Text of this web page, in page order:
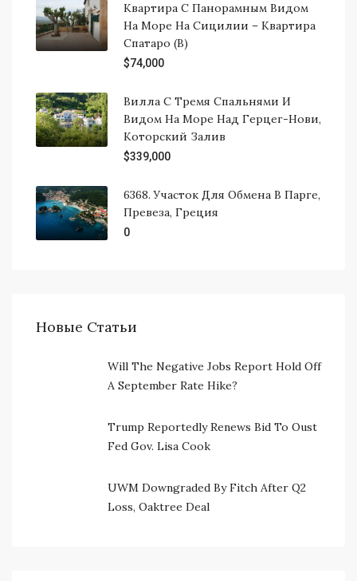
Квартира С Панорамным Видом
На Море На Сицилии – Квартира
Спатаро (B)
$74,000
Вилла С Тремя Спальнями И
Видом На Море Над Герцег-Нови,
Которский Залив
$339,000
6368. Участок Для Обмена В Парге,
Превеза, Греция
0
Новые Статьи
Will The Negative Jobs Report Hold Off
A September Rate Hike?
Trump Reportedly Renews Bid To Oust
Fed Gov. Lisa Cook
UWM Downgraded By Fitch After Q2
Loss, Oaktree Deal